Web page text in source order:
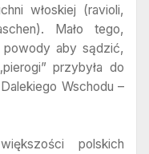
włoskiej (ravioli,
Mało tego,
powody aby sądzić,
przybyła do
Wschodu –
polskich